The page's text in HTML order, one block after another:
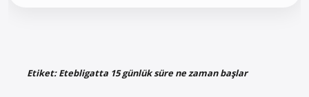
Etiket:Etebligatta 15 günlük süre ne zaman başlar